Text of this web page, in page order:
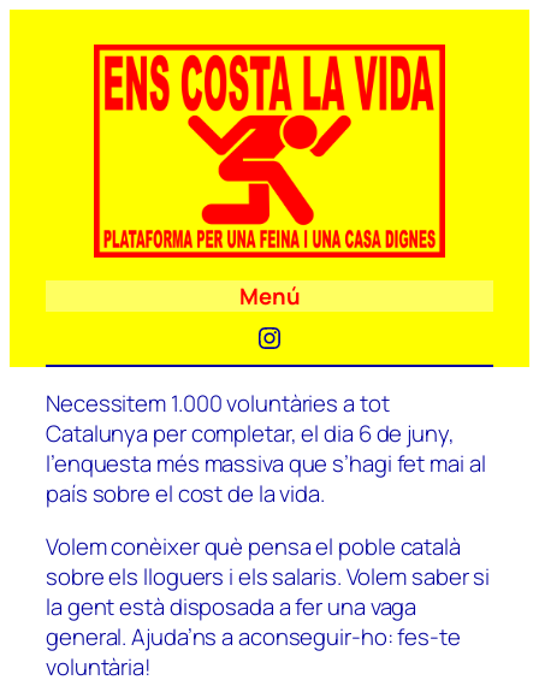
Menú
Instagram
Necessitem 1.000 voluntàries a tot
Catalunya per completar, el dia 6 de juny,
l’enquesta més massiva que s’hagi fet mai al
país sobre el cost de la vida.
Volem conèixer què pensa el poble català
sobre els lloguers i els salaris. Volem saber si
la gent està disposada a fer una vaga
general. Ajuda’ns a aconseguir-ho: fes-te
voluntària!